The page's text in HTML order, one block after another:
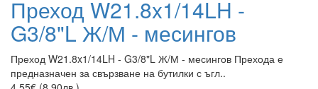
Преход W21.8x1/14LH -
G3/8"L Ж/М - месингов
Преход W21.8x1/14LH - G3/8"L Ж/М - месингов Прехода е
предназначен за свързване на бутилки с ъгл..